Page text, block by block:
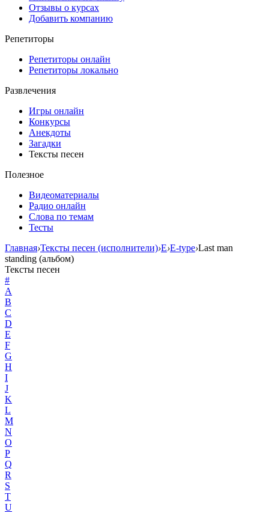
Отзывы о курсах
Добавить компанию
Репетиторы
Репетиторы онлайн
Репетиторы локально
Развлечения
Игры онлайн
Конкурсы
Анекдоты
Загадки
Тексты песен
Полезное
Видеоматериалы
Радио онлайн
Слова по темам
Тесты
Главная›Тексты песен (исполнители)›E›E-type›Last man
standing (альбом)
Тексты песен
#
A
B
C
D
E
F
G
H
I
J
K
L
M
N
O
P
Q
R
S
T
U